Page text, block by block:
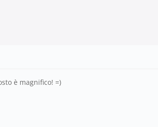
è magnifico! =)